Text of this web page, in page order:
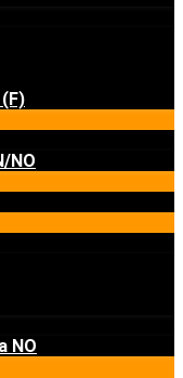
NO
NO